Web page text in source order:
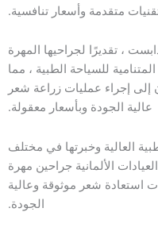
متقدمة وأسعار تنافسية.
، تقديرًا لجراحيها المهرة
المتنامية للسياحة الطبية ، مما
إلى إجراء عمليات زراعة شعر
عالية الجودة وبأسعار معقولة.
العالية وخبرتها في مختلف
الألمانية جراحين مهرة
استعادة شعر موثوقة وعالية
الجودة.